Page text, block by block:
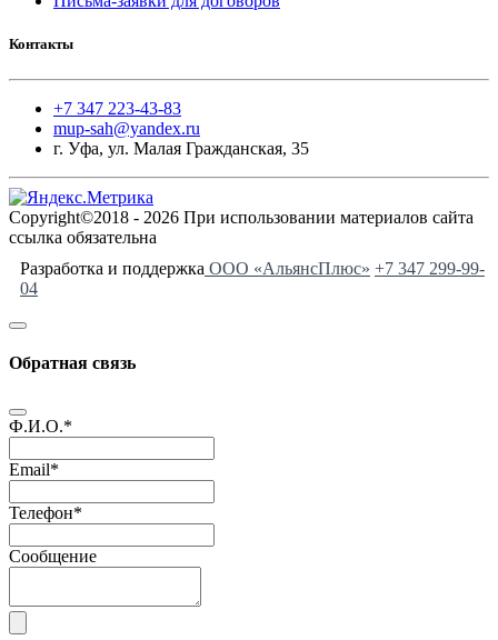
Контакты
+7 347 223-43-83
mup-sah@yandex.ru
г. Уфа, ул. Малая Гражданская, 35
Copyright©2018 - 2026 При использовании материалов сайта
ссылка обязательна
Разработка и поддержка ООО «АльянсПлюс» +7 347 299-99-
04
Обратная связь
Ф.И.О.*
Email*
Телефон*
Сообщение